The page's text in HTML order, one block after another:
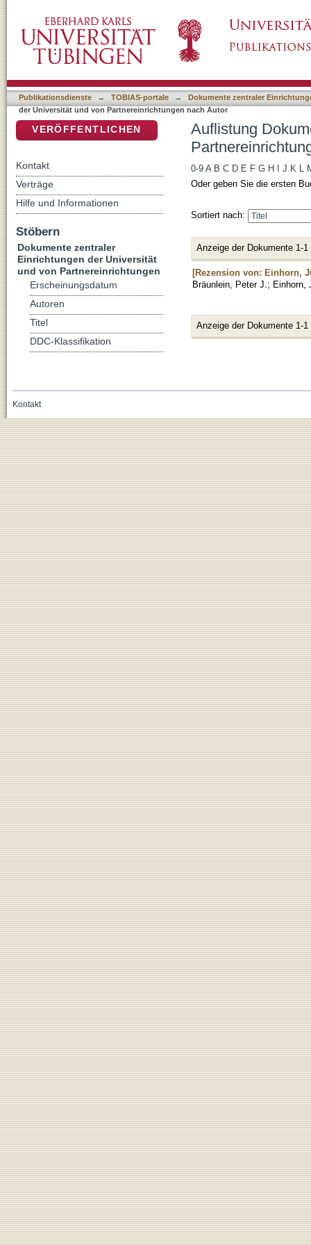
Autor "Einhorn, Jürgen Werinhard"
Publikationsdienste → TOBIAS-portale →
Dokumente zentraler
der Universität und von Partnereinrichtungen nach Autor
Auflistung
0-9 A B C D E F G H J K L
Oder geben Sie die ersten
Sortiert nach:
Anzeige der Dokumente 1-1
[Rezension von: Einhorn,
Bräunlein, Peter J. ; Einhorn,
Anzeige der Dokumente 1-1
VERÖFFENTLICHEN
Kontakt
Verträge
Hilfe und Informationen
Stöbern
Dokumente zentraler
Einrichtungen der Universität
und von Partnereinrichtungen
Erscheinungsdatum
Autoren
Titel
DDC-Klassifikation
Kontakt